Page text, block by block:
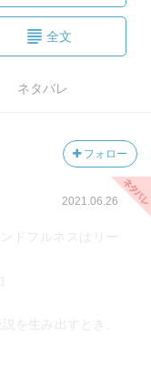
全文
ネタバレ
フォロー
2021.06.26
ドフルネスはリー
を生み出すとき、